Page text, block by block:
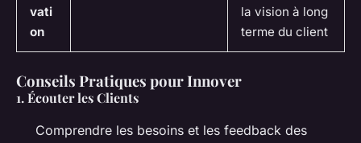
vati
on
la vision à long
terme du client
Conseils Pratiques pour Innover
1.Écouter les Clients
Comprendre les besoins et les feedback des